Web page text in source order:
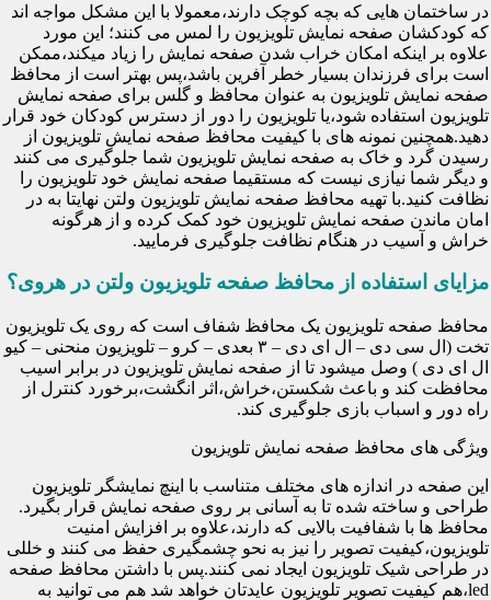
در ساختمان هایی که بچه کوچک دارند،معمولا با این مشکل مواجه اند
که کودکشان صفحه نمایش تلویزیون را لمس می کنند؛ این مورد
علاوه بر اینکه امکان خراب شدن صفحه نمایش را زیاد میکند،ممکن
است برای فرزندان بسیار خطر آفرین باشد،پس بهتر است از محافظ
صفحه نمایش تلویزیون به عنوان محافظ و گلس برای صفحه نمایش
تلویزیون استفاده شود،یا تلویزیون را دور از دسترس کودکان خود قرار
دهید.همچنین نمونه های با کیفیت محافظ صفحه نمایش تلویزیون از
رسیدن گرد و خاک به صفحه نمایش تلویزیون شما جلوگیری می کنند
و دیگر شما نیازی نیست که مستقیما صفحه نمایش خود تلویزیون را
نظافت کنید.با تهیه محافظ صفحه نمایش تلویزیون ولتن نهایتا به در
امان ماندن صفحه نمایش تلویزیون خود کمک کرده و از هرگونه
خراش و آسیب در هنگام نظافت جلوگیری فرمایید.
مزایای استفاده از محافظ صفحه تلویزیون ولتن در هروی؟
محافظ صفحه تلویزیون یک محافظ شفاف است که روی یک تلویزیون
تخت (ال سی دی – ال ای دی – ۳ بعدی – کرو – تلویزیون منحنی – کیو
ال ای دی ) وصل میشود تا از صفحه نمایش تلویزیون در برابر اسیب
محافظت کند و باعث شکستن،خراش،اثر انگشت،برخورد کنترل از
راه دور و اسباب بازی جلوگیری کند.
ویژگی های محافظ صفحه نمایش تلویزیون
این صفحه در اندازه های مختلف متناسب با اینچ نمایشگر تلویزیون
طراحی و ساخته شده تا به آسانی بر روی صفحه نمایش قرار بگیرد.
محافظ ها با شفافیت بالایی که دارند،علاوه بر افزایش امنیت
تلویزیون،کیفیت تصویر را نیز به نحو چشمگیری حفظ می کنند و خللی
در طراحی شیک تلویزیون ایجاد نمی کنند.پس با داشتن محافظ صفحه
led،هم کیفیت تصویر تلویزیون عایدتان خواهد شد هم می توانید به